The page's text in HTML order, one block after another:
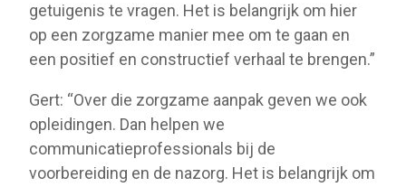
getuigenis te vragen. Het is belangrijk om hier
op een zorgzame manier mee om te gaan en
een positief en constructief verhaal te brengen.”
Gert: “Over die zorgzame aanpak geven we ook
opleidingen. Dan helpen we
communicatieprofessionals bij de
voorbereiding en de nazorg. Het is belangrijk om